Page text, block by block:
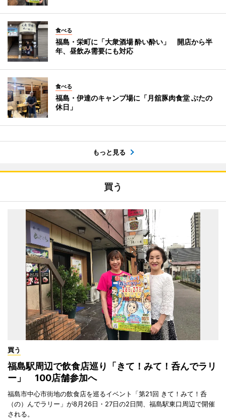
食べる
福島・栄町に「大衆酒場 酔い酔い」 開店から半
年、昼飲み需要にも対応
食べる
福島・伊達のキャンプ場に「月舘豚肉食堂 ぶたの
休日」
もっと見る
買う
買う
福島駅周辺で飲食店巡り「きて！みて！呑んでラリ
ー」 100店舗参加へ
福島市中心市街地の飲食店を巡るイベント「第21回 きて！みて！呑
（の）んでラリー」が8月26日・27日の2日間、福島駅東口周辺で開催
される。